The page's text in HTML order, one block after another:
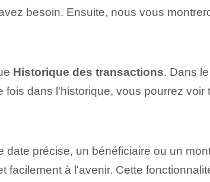
besoin. Ensuite, nous vous
Historique des transactions. ‌Dans
dans l'historique, vous pourrez voir
précise, un bénéficiaire ou un
à l'avenir. Cette